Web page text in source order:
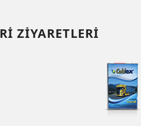
ZIYARETLERI